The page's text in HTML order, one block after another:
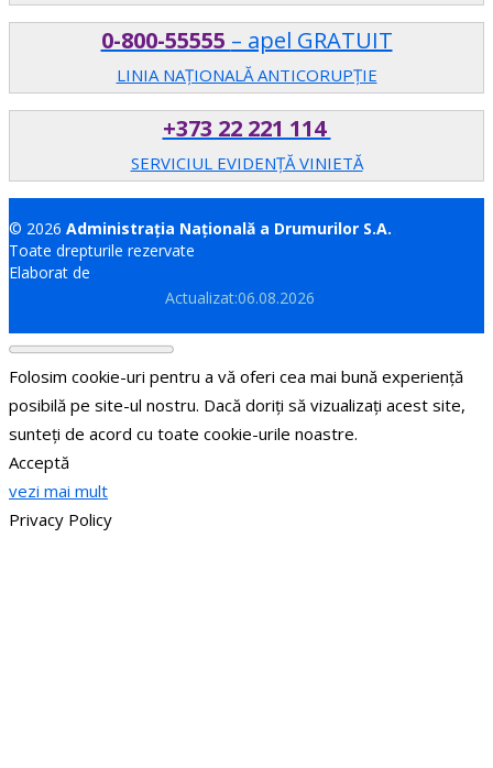
0-800-55555 – apel GRATUIT
LINIA NAȚIONALĂ ANTICORUPȚIE
+373 22 221 114
SERVICIUL EVIDENȚĂ VINIETĂ
© 2026 Administrația Națională a Drumurilor S.A.
Toate drepturile rezervate
Elaborat de
Actualizat:06.08.2026
Folosim cookie-uri pentru a vă oferi cea mai bună experiență
posibilă pe site-ul nostru. Dacă doriți să vizualizați acest site,
sunteți de acord cu toate cookie-urile noastre.
Acceptă
vezi mai mult
Privacy Policy